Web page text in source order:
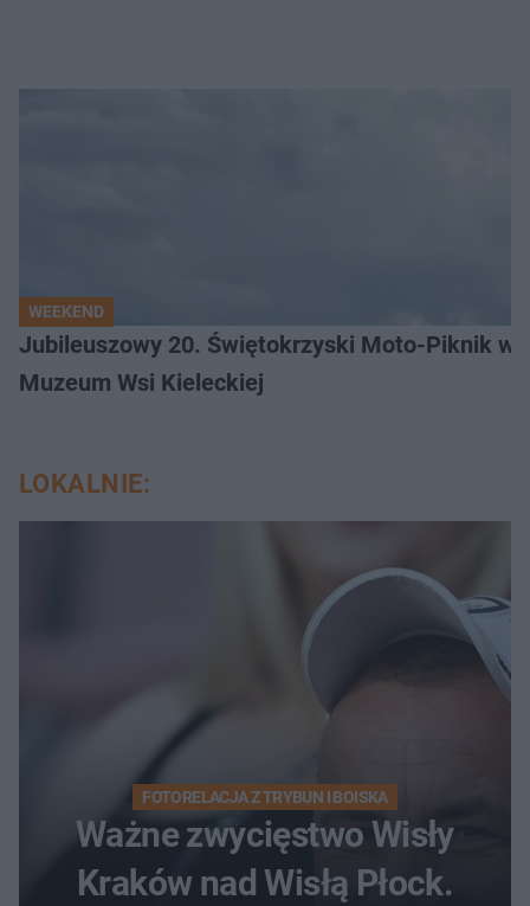
WEEKEND
Jubileuszowy 20. Świętokrzyski Moto-Piknik w
Muzeum Wsi Kieleckiej
LOKALNIE:
FOTORELACJA Z TRYBUN I BOISKA
Ważne zwycięstwo Wisły
Kraków nad Wisłą Płock.